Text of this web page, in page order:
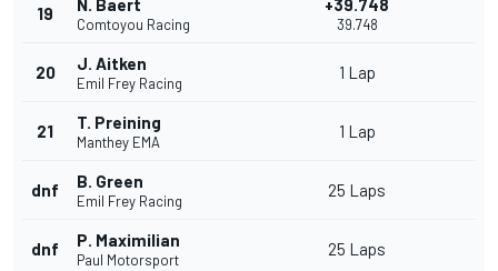
19 N. Baert
Comtoyou Racing
+39.748
39.748
20 J. Aitken
Emil Frey Racing
1 Lap
21 T. Preining
Manthey EMA
1 Lap
dnf B. Green
Emil Frey Racing
25 Laps
dnf P. Maximilian
Paul Motorsport
25 Laps